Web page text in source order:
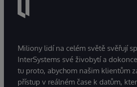
Miliony lidí na celém světě svěřují
InterSystems své živobytí a
tu proto, abychom našim klientům
přístup v reálném čase k datům,